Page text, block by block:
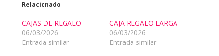
Relacionado
CAJAS DE REGALO
06/03/2026
Entrada similar
CAJA REGALO LARGA
06/03/2026
Entrada similar